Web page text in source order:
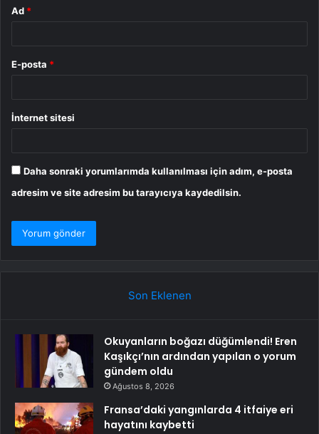
Ad *
E-posta *
İnternet sitesi
Daha sonraki yorumlarımda kullanılması için adım, e-posta
adresim ve site adresim bu tarayıcıya kaydedilsin.
Son Eklenen
Okuyanların boğazı düğümlendi! Eren
Kaşıkçı’nın ardından yapılan o yorum
gündem oldu
Ağustos 8, 2026
Fransa’daki yangınlarda 4 itfaiye eri
hayatını kaybetti